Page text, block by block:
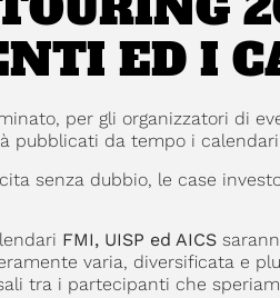
ED I
per gli organizzatori di
pubblicati da tempo i
senza dubbio, le case
FMI, UISP ed AICS
varia, diversificata e
tra i partecipanti che